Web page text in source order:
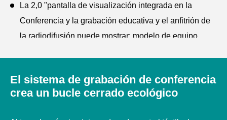
La 2,0 "pantalla de visualización integrada en la
Conferencia y la grabación educativa y el anfitrión de
la radiodifusión puede mostrar: modelo de equipo,
hora, etc., donde puede configurar y consultar
rápidamente el estado del host.
El sistema de grabación de conferencia
crea un bucle cerrado ecológico